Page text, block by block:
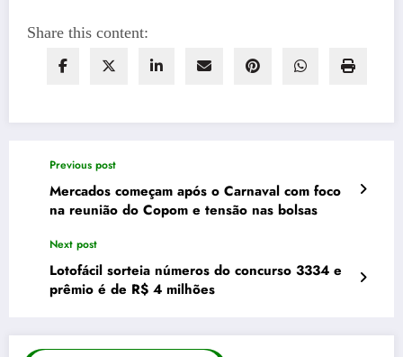
Share this content:
Previous post
Mercados começam após o Carnaval com foco
na reunião do Copom e tensão nas bolsas
Next post
Lotofácil sorteia números do concurso 3334 e
prêmio é de R$ 4 milhões